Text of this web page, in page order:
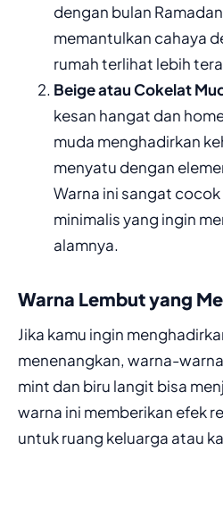
dengan bulan
memantulkan cahaya
rumah terlihat lebih
Beige atau Cokelat
kesan hangat dan
muda menghadirkan
menyatu dengan
Warna ini sangat
minimalis yang ingin
alamnya.
Warna Lembut yang
Jika kamu ingin
menenangkan, warna-
mint dan biru langit bisa
warna ini memberikan efek
untuk ruang keluarga atau